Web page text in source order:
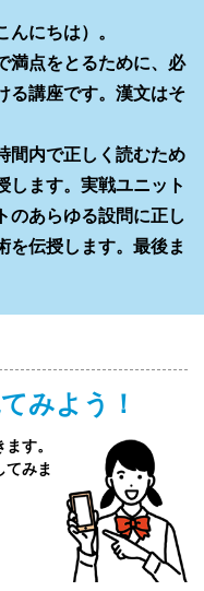
にちは）。
満点をとるために、必
る講座です。漢文はそ
間内で正しく読むため
します。実戦ユニット
のあらゆる設問に正し
を伝授します。最後ま
みよう！
す。
てみま